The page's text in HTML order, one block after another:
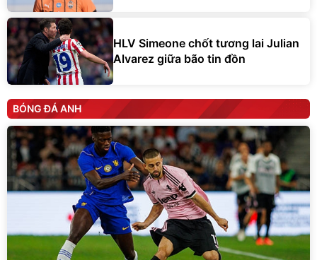
HLV Simeone chốt tương lai Julian
Alvarez giữa bão tin đồn
BÓNG ĐÁ ANH